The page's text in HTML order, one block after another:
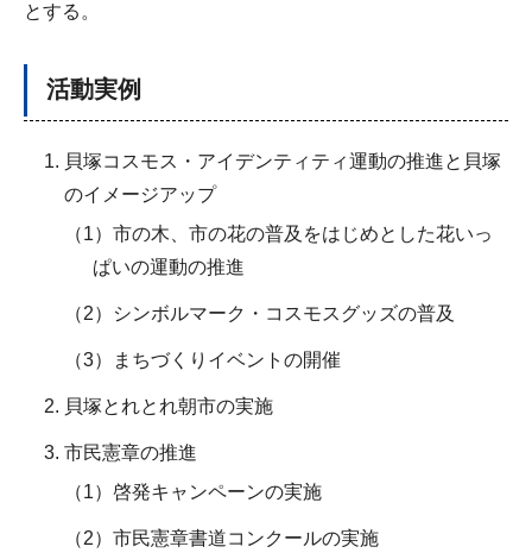
とする。
活動実例
貝塚コスモス・アイデンティティ運動の推進と貝塚
のイメージアップ
（1）市の木、市の花の普及をはじめとした花いっ
ぱいの運動の推進
（2）シンボルマーク・コスモスグッズの普及
（3）まちづくりイベントの開催
貝塚とれとれ朝市の実施
市民憲章の推進
（1）啓発キャンペーンの実施
（2）市民憲章書道コンクールの実施